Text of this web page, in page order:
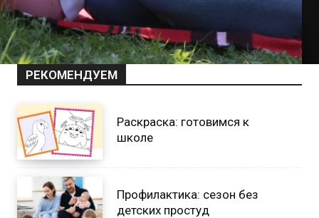
РЕКОМЕНДУЕМ
Раскраска: готовимся к
школе
Профилактика: сезон без
детских простуд